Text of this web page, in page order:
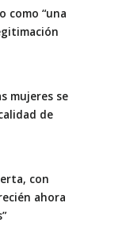
como “una
mujeres se
de
con
ahora